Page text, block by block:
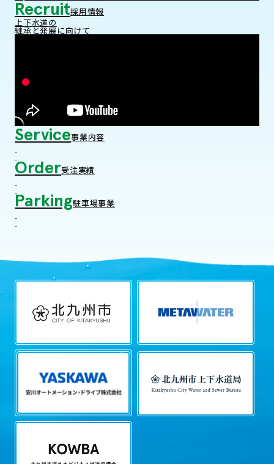
Recruit採用情報
上下水道の
継承と発展に向けて
Service事業内容
Order受注実績
Parking駐車場事業